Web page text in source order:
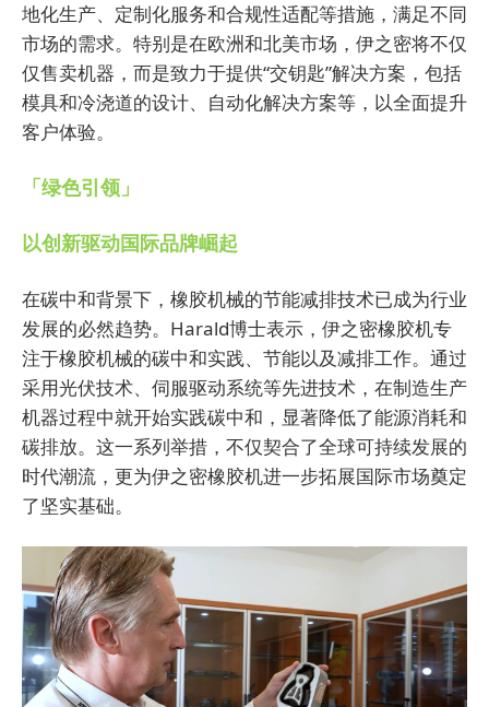
地化生产、定制化服务和合规性适配等措施，满足不同
市场的需求。特别是在欧洲和北美市场，伊之密将不仅
仅售卖机器，而是致力于提供“交钥匙”解决方案，包括
模具和冷浇道的设计、自动化解决方案等，以全面提升
客户体验。
「绿色引领」
以创新驱动国际品牌崛起
在碳中和背景下，橡胶机械的节能减排技术已成为行业
发展的必然趋势。Harald博士表示，伊之密橡胶机专
注于橡胶机械的碳中和实践、节能以及减排工作。通过
采用光伏技术、伺服驱动系统等先进技术，在制造生产
机器过程中就开始实践碳中和，显著降低了能源消耗和
碳排放。这一系列举措，不仅契合了全球可持续发展的
时代潮流，更为伊之密橡胶机进一步拓展国际市场奠定
了坚实基础。